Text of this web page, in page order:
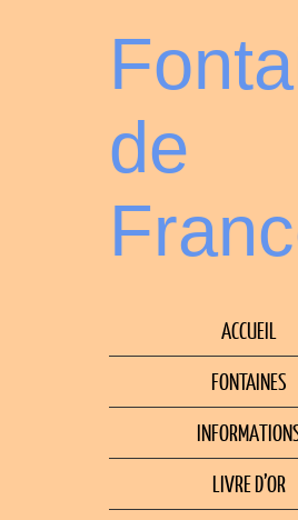
de
ACCUEIL
FONTAINES
LIVRE D’OR